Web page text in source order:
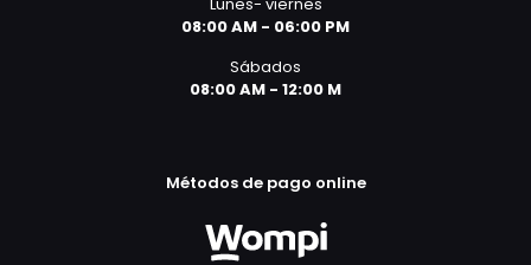
08:00 AM - 06:00 PM
Sábados
08:00 AM - 12:00 M
Métodos de pago online